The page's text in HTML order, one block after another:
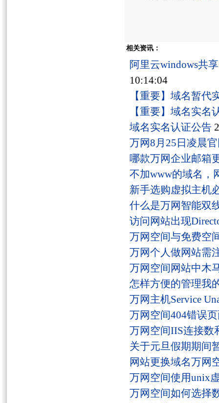
相关资讯：
阿里云windows共
10:14:04
【重要】域名暂代
【重要】域名实名
域名实名认证公告
万网8月25日凌晨
哪款万网企业邮箱
不加www的域名，
新手选购虚拟主机
什么是万网智能双
访问网站出现
万网空间与免费空
万网个人做网站需
万网空间网站中木
怎样方便的管理我
万网主机Service
万网空间404错误
万网空间IIS连接数
关于元旦假期期间
网站更换域名万网
万网空间使用unix
万网空间如何选择